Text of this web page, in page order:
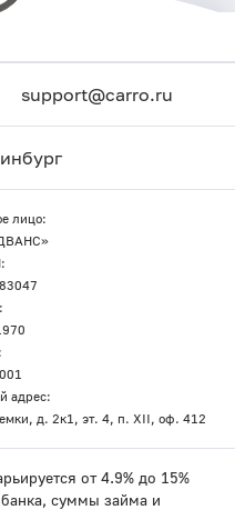
support@carro.ru
лицо:
адрес:
д. 2к1, эт. 4, п. XII, оф. 412
от 4.9% до 15%
банка, суммы займа и